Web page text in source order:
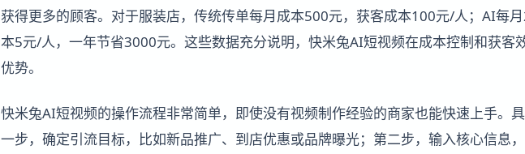
获得更多的顾客。对于服装店，传统传单每月成本500元，获客成本100元/人；AI每
本5元/人，一年节省3000元。这些数据充分说明，快米兔AI短视频在成本控制和获客
优势。
快米兔AI短视频的操作流程非常简单，即使没有视频制作经验的商家也能快速上手。
一步，确定引流目标，比如新品推广、到店优惠或品牌曝光；第二步，输入核心信息，